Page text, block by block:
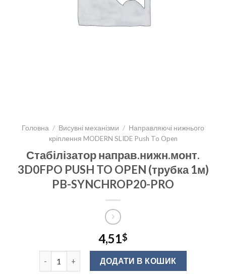
Головна / Висувні механізми / Направляючі нижнього
кріплення MODERN SLIDE Push To Open
Стабілізатор направ.нижн.монт.
3D0FPO PUSH TO OPEN (трубка 1м)
PB-SYNCHROP20-PRO
4,51$
Стабілізатор направ.нижн.монт. 3D0FPO PUSH TO
ДОДАТИ В КОШИК